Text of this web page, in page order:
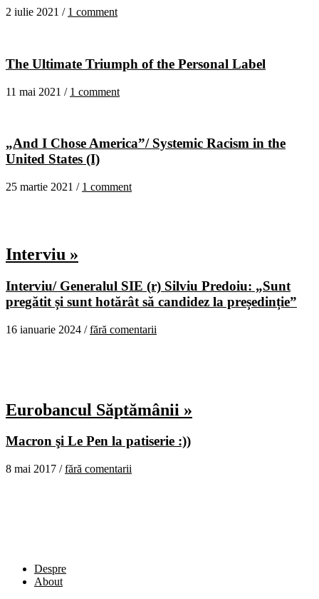
2 iulie 2021 / 1 comment
The Ultimate Triumph of the Personal Label
11 mai 2021 / 1 comment
„And I Chose America”/ Systemic Racism in the
United States (I)
25 martie 2021 / 1 comment
Interviu »
Interviu/ Generalul SIE (r) Silviu Predoiu: „Sunt
pregătit și sunt hotărât să candidez la președinție”
16 ianuarie 2024 /fără comentarii
Eurobancul Săptămânii »
Macron şi Le Pen la patiserie :))
8 mai 2017 /fără comentarii
Despre
About